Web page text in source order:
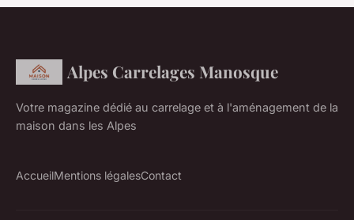
Alpes Carrelages Manosque
Votre magazine dédié au carrelage et à l'aménagement de la
maison dans les Alpes
AccueilMentions légalesContact